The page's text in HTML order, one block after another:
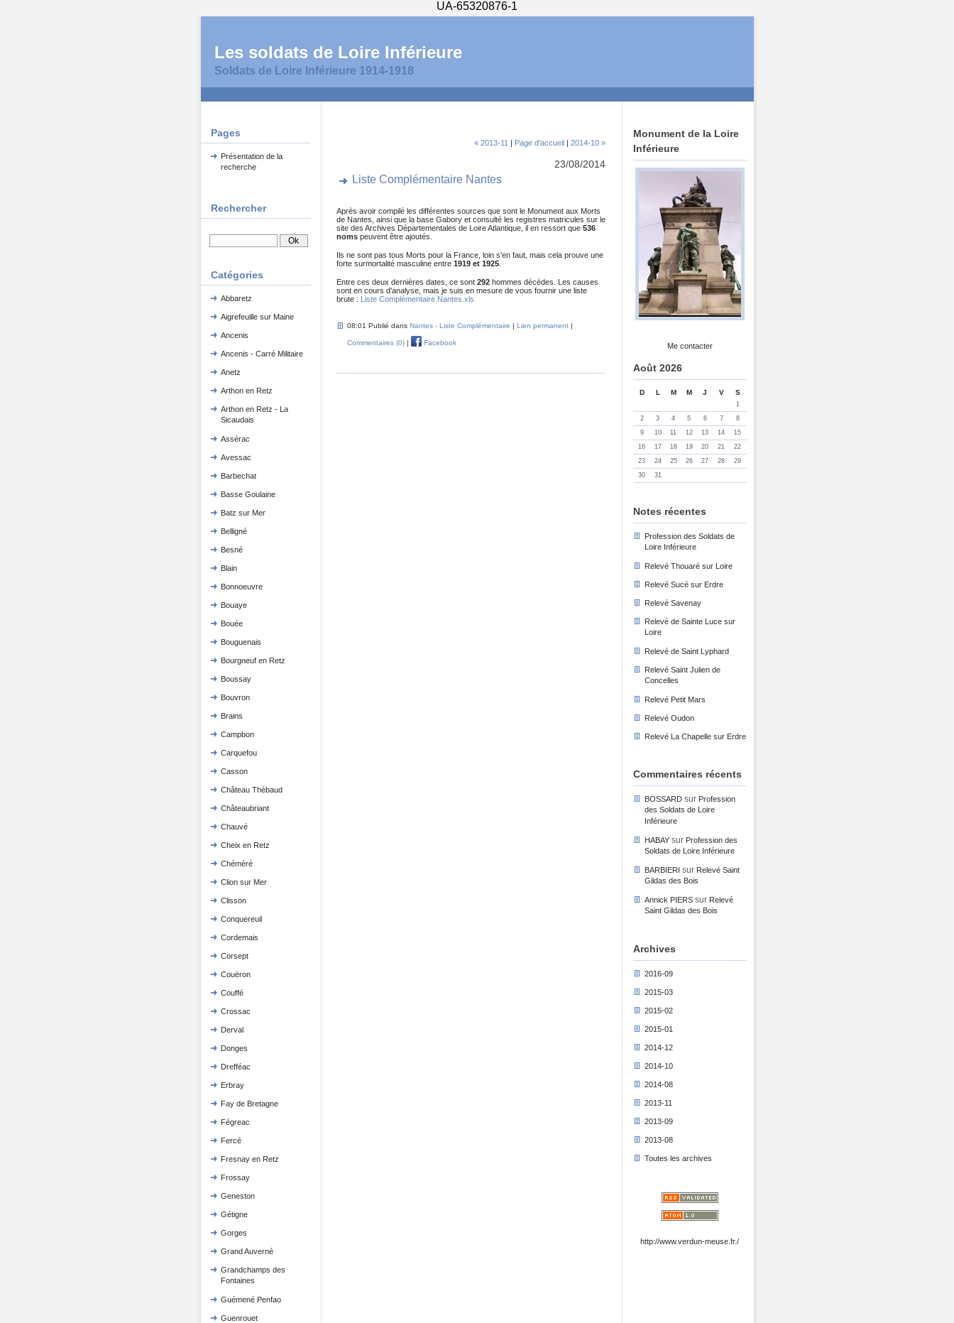
UA-65320876-1
Les soldats de Loire Inférieure
Soldats de Loire Inférieure 1914-1918
Pages
Présentation de la
recherche
Rechercher
Catégories
Abbaretz
Aigrefeuille sur Maine
Ancenis
Ancenis - Carré Militaire
Anetz
Arthon en Retz
Arthon en Retz - La
Sicaudais
Assérac
Avessac
Barbechat
Basse Goulaine
Batz sur Mer
Belligné
Besné
Blain
Bonnoeuvre
Bouaye
Bouée
Bouguenais
Bourgneuf en Retz
Boussay
Bouvron
Brains
Campbon
Carquefou
Casson
Château Thébaud
Châteaubriant
Chauvé
Cheix en Retz
Chéméré
Clion sur Mer
Clisson
Conquereuil
Cordemais
Corsept
Couëron
Couffé
Crossac
Derval
Donges
Drefféac
Erbray
Fay de Bretagne
Fégreac
Fercé
Fresnay en Retz
Frossay
Geneston
Gétigne
Gorges
Grand Auverné
Grandchamps des
Fontaines
Guémené Penfao
Guenrouet
Monument de la Loire
Inférieure
Me contacter
Août 2026
D L M M J V S
1
2
3 4 5 6 7
8
9
10 11 12 13 14
15
16
17 18 19 20 21
22
23
24 25 26 27 28
29
30
31
Notes récentes
Profession des Soldats de
Loire Inférieure
Relevé Thouaré sur Loire
Relevé Sucé sur Erdre
Relevé Savenay
Relevé de Sainte Luce sur
Loire
Relevé de Saint Lyphard
Relevé Saint Julien de
Concelles
Relevé Petit Mars
Relevé Oudon
Relevé La Chapelle sur Erdre
Commentaires récents
BOSSARDsur Profession
des Soldats de Loire
Inférieure
HABAYsur Profession des
Soldats de Loire Inférieure
BARBIERI sur Relevé Saint
Gildas des Bois
Annick PIERSsur Relevé
Saint Gildas des Bois
Archives
2016-09
2015-03
2015-02
2015-01
2014-12
2014-10
2014-08
2013-11
2013-09
2013-08
Toutes les archives
http://www.verdun-meuse.fr./
« 2013-11 | Page d'accueil| 2014-10 »
23/08/2014
Liste Complémentaire Nantes
Après avoir compilé les différentes sources que sont le Monument aux Morts
de Nantes, ainsi que la base Gabory et consulté les registres matricules sur le
site des Archives Départementales de Loire Atlantique, il en ressort que536
nomspeuvent être ajoutés.
Ils ne sont pas tous Morts pour la France, loin s'en faut, mais cela prouve une
forte surmortalité masculine entre 1919 et 1925.
Entre ces deux dernières dates, ce sont 292hommes décèdes. Les causes
sont en cours d'analyse, mais je suis en mesure de vous fournir une liste
brute : Liste Complémentaire Nantes.xls
08:01 Publié dans Nantes - Liste Complémentaire | Lien permanent|
Commentaires (0)| Facebook